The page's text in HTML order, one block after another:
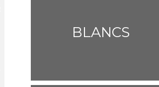
BLANCS